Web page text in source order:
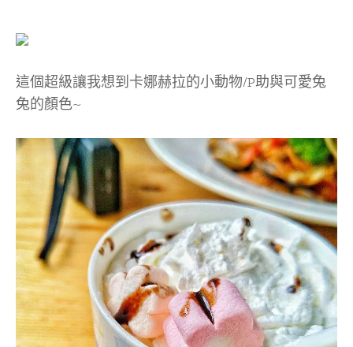
這個超級讓我想到卡娜赫拉的小動物/P助與可愛兔
兔的顏色~